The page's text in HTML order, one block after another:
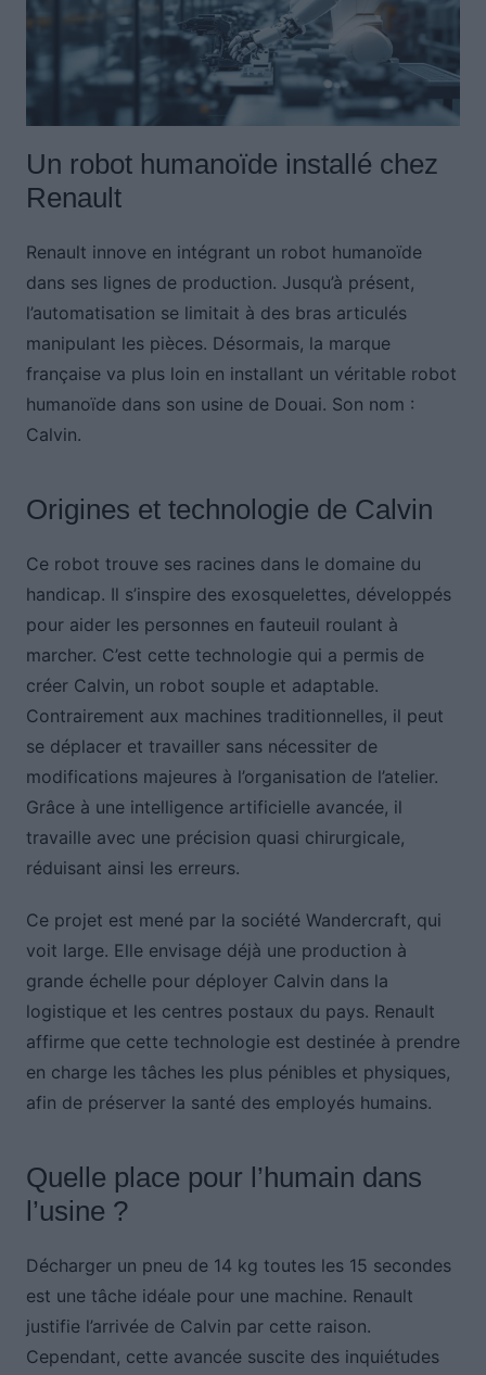
Un robot humanoïde installé chez
Renault
Renault innove en intégrant un robot humanoïde
dans ses lignes de production. Jusqu’à présent,
l’automatisation se limitait à des bras articulés
manipulant les pièces. Désormais, la marque
française va plus loin en installant un véritable robot
humanoïde dans son usine de Douai. Son nom :
Calvin.
Origines et technologie de Calvin
Ce robot trouve ses racines dans le domaine du
handicap. Il s’inspire des exosquelettes, développés
pour aider les personnes en fauteuil roulant à
marcher. C’est cette technologie qui a permis de
créer Calvin, un robot souple et adaptable.
Contrairement aux machines traditionnelles, il peut
se déplacer et travailler sans nécessiter de
modifications majeures à l’organisation de l’atelier.
Grâce à une intelligence artificielle avancée, il
travaille avec une précision quasi chirurgicale,
réduisant ainsi les erreurs.
Ce projet est mené par la société Wandercraft, qui
voit large. Elle envisage déjà une production à
grande échelle pour déployer Calvin dans la
logistique et les centres postaux du pays. Renault
affirme que cette technologie est destinée à prendre
en charge les tâches les plus pénibles et physiques,
afin de préserver la santé des employés humains.
Quelle place pour l’humain dans
l’usine ?
Décharger un pneu de 14 kg toutes les 15 secondes
est une tâche idéale pour une machine. Renault
justifie l’arrivée de Calvin par cette raison.
Cependant, cette avancée suscite des inquiétudes